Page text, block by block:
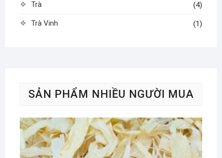
Trà (4)
Trà Vinh (1)
SẢN PHẨM NHIỀU NGƯỜI MUA